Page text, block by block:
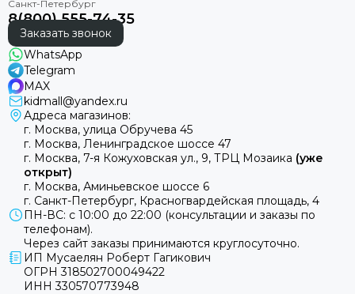
8(800) 555-74-35
Заказать звонок
WhatsApp
Telegram
MAX
kidmall@yandex.ru
Адреса магазинов:
г. Москва, улица Обручева 45
г. Москва, Ленинградское шоссе 47
г. Москва, 7-я Кожуховская ул., 9, ТРЦ Мозаика (уже
открыт)
г. Москва, Аминьевское шоссе 6
г. Санкт-Петербург, Красногвардейская площадь, 4
ПН-ВС: с 10:00 до 22:00 (консультации и заказы по
телефонам).
Через сайт заказы принимаются круглосуточно.
ИП Мусаелян Роберт Гагикович
ОГРН 318502700049422
ИНН 330570773948